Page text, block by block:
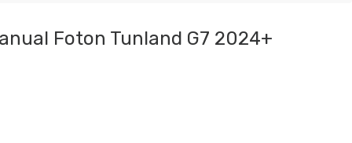
Foton Tunland G7 2024+